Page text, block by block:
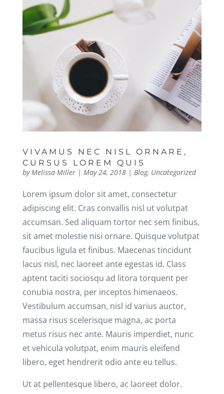
VIVAMUS NEC NISL ORNARE,
CURSUS LOREM QUIS
by Melissa Miller| May 24, 2018| Blog, Uncategorized
Lorem ipsum dolor sit amet, consectetur
adipiscing elit. Cras convallis nisl ut volutpat
accumsan. Sed aliquam tortor nec sem finibus,
sit amet molestie nisi ornare. Quisque volutpat
faucibus ligula et finibus. Maecenas tincidunt
lacus nisl, nec laoreet ante egestas id. Class
aptent taciti sociosqu ad litora torquent per
conubia nostra, per inceptos himenaeos.
Vestibulum accumsan, nisl id varius auctor,
massa risus scelerisque magna, ac porta
metus risus nec ante. Mauris imperdiet, nunc
et vehicula volutpat, enim mauris eleifend
libero, eget hendrerit odio ante eu tellus.
Ut at pellentesque libero, ac laoreet dolor.